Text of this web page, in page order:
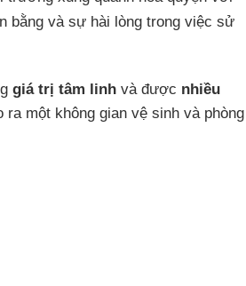
bằng và sự hài lòng trong việc sử
giá trị tâm linh và được nhiều
một không gian vệ sinh và phòng